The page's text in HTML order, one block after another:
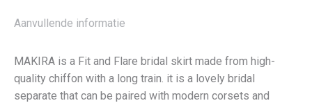
Aanvullende informatie
MAKIRA is a Fit and Flare bridal skirt made from high-
quality chiffon with a long train. it is a lovely bridal
separate that can be paired with modern corsets and